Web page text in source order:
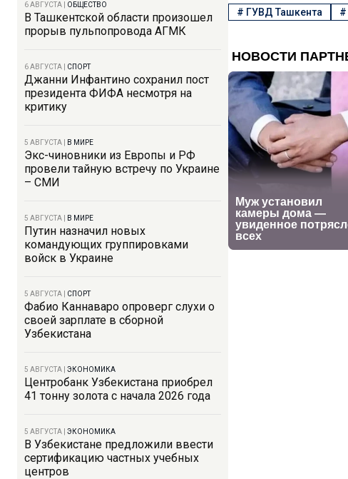
6 АВГУСТА ОБЩЕСТВО
В Ташкентской области произошел
прорыв пульпопровода АГМК
6 АВГУСТА СПОРТ
Джанни Инфантино сохранил пост
президента ФИФА несмотря на
критику
5 АВГУСТА В МИРЕ
Экс-чиновники из Европы и РФ
провели тайную встречу по Украине
– СМИ
5 АВГУСТА В МИРЕ
Путин назначил новых
командующих группировками
войск в Украине
5 АВГУСТА СПОРТ
Фабио Каннаваро опроверг слухи о
своей зарплате в сборной
Узбекистана
5 АВГУСТА ЭКОНОМИКА
Центробанк Узбекистана приобрел
41 тонну золота с начала 2026 года
5 АВГУСТА ЭКОНОМИКА
В Узбекистане предложили ввести
сертификацию частных учебных
центров
# ГУВД Ташкента #